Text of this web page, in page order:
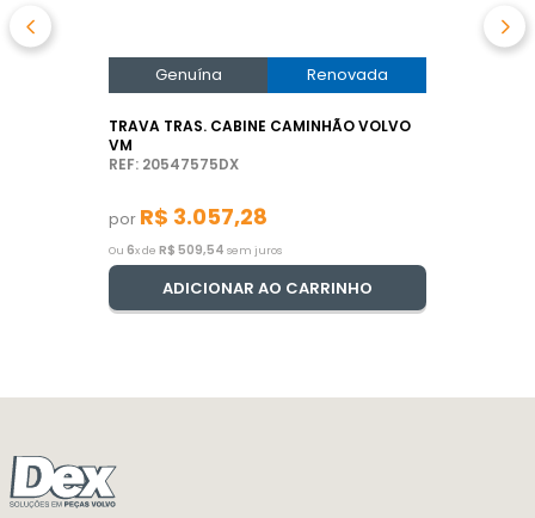
Genuína Renovada
TRAVA TRAS. CABINE CAMINHÃO VOLVO
VM
REF: 20547575DX
por R$ 3.057,28
Ou 6x de R$ 509,54 sem juros
ADICIONAR AO CARRINHO